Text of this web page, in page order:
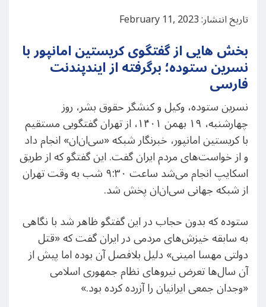
تاریخ انتشار: February 11, 2023
بخش هایی از گفتگوی کریستین امانپور با
نسرین ستوده؛ برگرفته از ایندپندنت
فارسی
نسرین ستوده، وکیل و کنشگر حقوق بشر، روز
چهارشنبه، ۱۹ بهمن ۱۴۰۱، از تهران گفتگویی مستقیم
با کریستین امانپور، خبرنگار شبکه «سی‌ان‌ان» انجام داد
و از خواست‌های مردم ایران گفت. این گفتگو که از طریق
اسکایپ انجام می‌شد ساعت ۹:۳۰ شب به وقت تهران
از شبکه جهانی سی‌ان‌ان پخش شد.
ستوده که بدون حجاب در این گفتگو ظاهر شد با نگاهی
به سابقه خیزش‌های مردمی در ایران گفت که «قتل
دولتی مهسا امینی» دلیل بلافصل آن بوده اما پیش از
آن سال‌ها تعرض نیروهای نظام جمهوری اسلامی
«وجدان جمعی ایرانیان را آزرده کرده بود.»